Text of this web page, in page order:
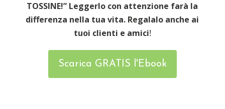
TOSSINE!” Leggerlo con attenzione farà la
differenza nella tua vita. Regalalo anche ai
tuoi clienti e amici!
Scarica GRATIS l'Ebook